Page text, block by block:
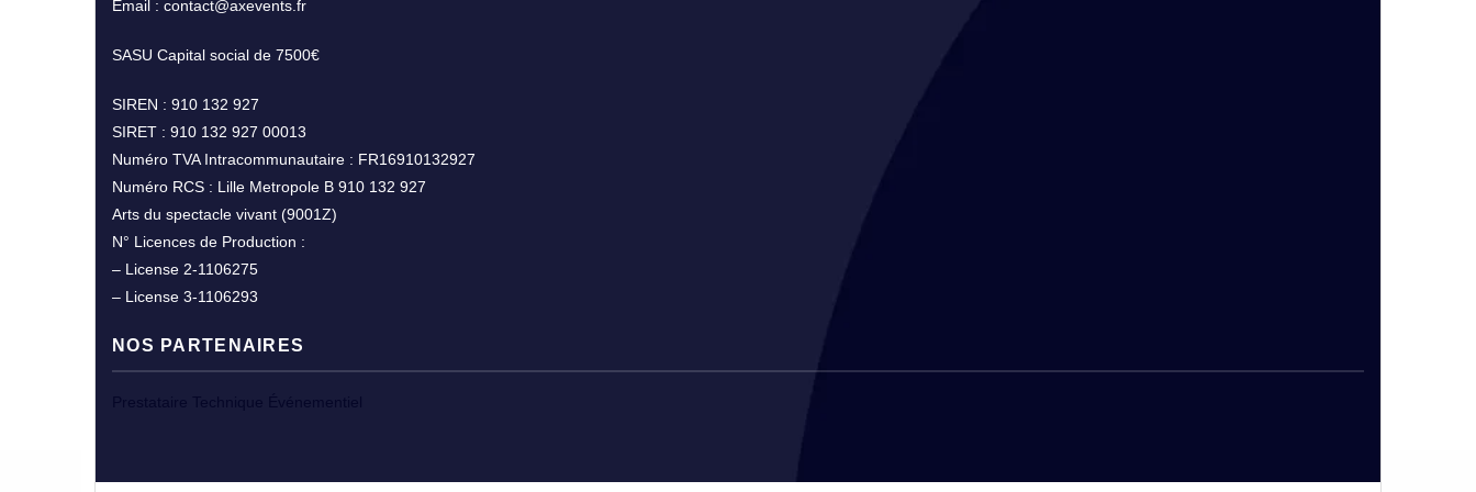
Email : contact@axevents.fr
SASU Capital social de 7500€
SIREN : 910 132 927
SIRET : 910 132 927 00013
Numéro TVA Intracommunautaire : FR16910132927
Numéro RCS : Lille Metropole B 910 132 927
Arts du spectacle vivant (9001Z)
N° Licences de Production :
– License 2-1106275
– License 3-1106293
NOS PARTENAIRES